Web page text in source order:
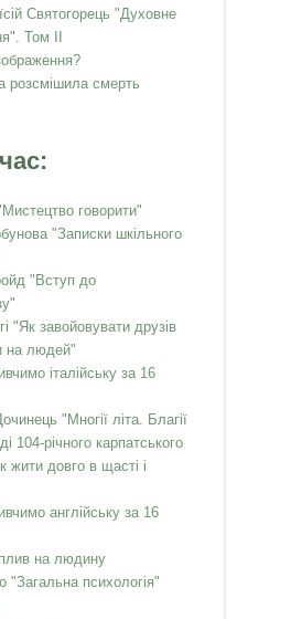
Святогорець "Духовне
Том ІІ
розсмішила смерть
говорити"
"Записки шкільного
"Вступ до
"Як завойовувати друзів
на людей"
італійську за 16
"Многії літа. Благії
104-річного карпатського
жити довго в щасті і
англійську за 16
на людину
"Загальна психологія"